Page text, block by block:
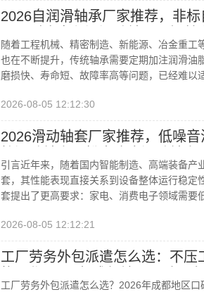
2026自润滑轴承厂家推荐，非
随着工程机械、精密制造、新能源、冶金重
也在不断提升，传统轴承需要定期加注润滑
磨损快、寿命短、故障率高等问题，已经难以
2026-08-05 12:12:30
2026滑动轴套厂家推荐，低噪
引言近年来，随着国内智能制造、高端装备
套，其性能表现直接关系到设备整体运行稳定
套提出了更高要求：家电、消费电子领域需要
2026-08-05 12:12:21
工厂劳务外包派遣怎么选：不
工厂劳务外包派遣怎么选？2026年成都地区